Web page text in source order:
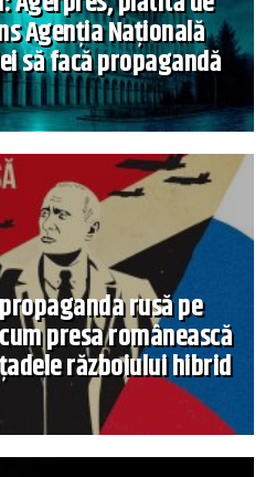
Agenția Națională
să facă propagandă
rusă pe
presa românească
războiului hibrid